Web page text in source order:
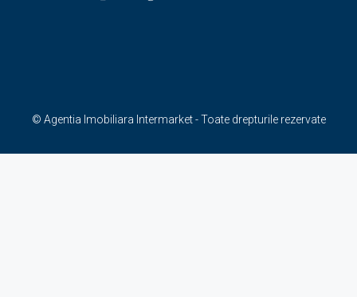
© Agentia Imobiliara Intermarket - Toate drepturile rezervate